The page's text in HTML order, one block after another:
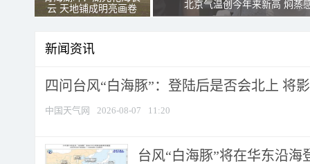
云 天地铺成明亮画卷
北京气温创今年来新高 焖蒸
新闻资讯
四问台风“白海豚”：登陆后是否会北上 将
中国天气网 2026-08-07 11:20
台风“白海豚”将在华东沿